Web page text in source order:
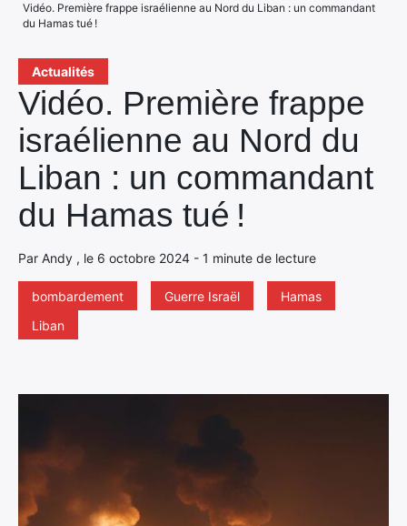
Actualités
Vidéo. Première frappe
israélienne au Nord du
Liban : un commandant
du Hamas tué !
Par Andy , le 6 octobre 2024 - 1 minute de lecture
bombardement Guerre Israël
Hamas
Liban
Vidéo. Première frappe israélienne au Nord du Liban : un commandant
du Hamas tué !